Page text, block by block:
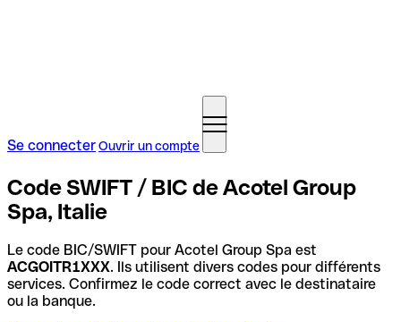
Se connecterOuvrir un compte
Code SWIFT / BIC de Acotel Group
Spa, Italie
Le code BIC/SWIFT pour Acotel Group Spa est
ACGOITR1XXX. Ils utilisent divers codes pour différents
services. Confirmez le code correct avec le destinataire
ou la banque.